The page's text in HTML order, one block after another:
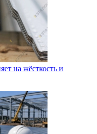
на жёсткость и